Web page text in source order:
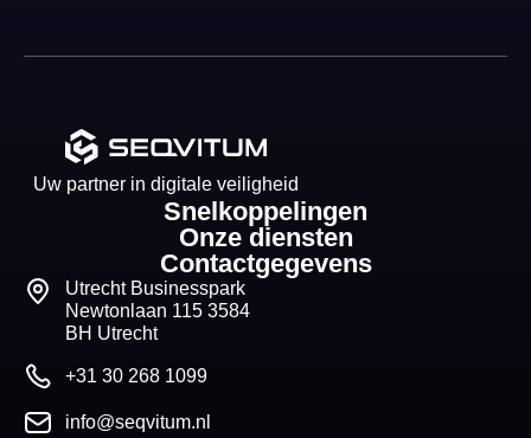
Uw partner in digitale veiligheid
Snelkoppelingen
Onze diensten
Contactgegevens
Utrecht Businesspark
Newtonlaan 115 3584
BH Utrecht
+31 30 268 1099
info@seqvitum.nl